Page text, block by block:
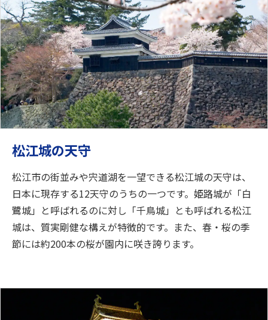
松江城の天守
松江市の街並みや宍道湖を一望できる松江城の天守は、
日本に現存する12天守のうちの一つです。姫路城が「白
鷺城」と呼ばれるのに対し「千鳥城」とも呼ばれる松江
城は、質実剛健な構えが特徴的です。また、春・桜の季
節には約200本の桜が園内に咲き誇ります。